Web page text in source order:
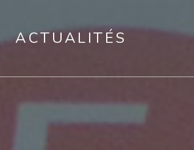
ACTUALITÉS